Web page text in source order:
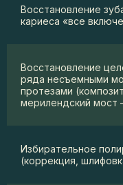
Восстановление
кариеса «все
Восстановление
ряда несъемными
протезами
мерилендский мост
Избирательное
(коррекция,